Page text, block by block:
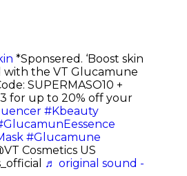
*Sponsered. ‘Boost skin
with the VT Glucamune
SUPERMASO10 +
for up to 20% off your
#Kbeauty
#Glucamune
Cosmetics US
♬ original sound -